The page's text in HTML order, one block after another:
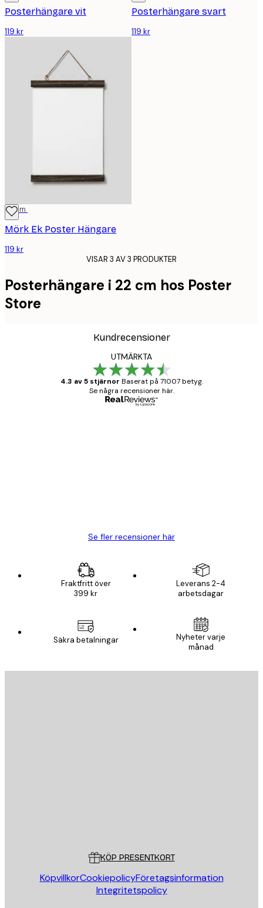
Posterhängare vit
119 kr
Posterhängare svart
119 kr
22 cm
Mörk Ek Poster Hängare
119 kr
VISAR 3 AV 3 PRODUKTER
Posterhängare i 22 cm hos Poster
Store
Kundrecensioner
UTMÄRKTA
4.3 av 5 stjärnor Baserat på 71007 betyg.
Se några recensioner här.
Se fler recensioner här
Fraktfritt över
399 kr
Leverans 2-4
arbetsdagar
Säkra betalningar
Nyheter varje
månad
KÖP PRESENTKORT
KöpvillkorCookiepolicyFöretagsinformation
Integritetspolicy